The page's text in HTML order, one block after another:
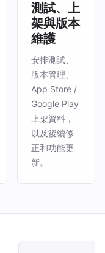
測試、上
架與版本
維護
安排測試、
版本管理、
App Store /
Google Play
上架資料，
以及後續修
正和功能更
新。